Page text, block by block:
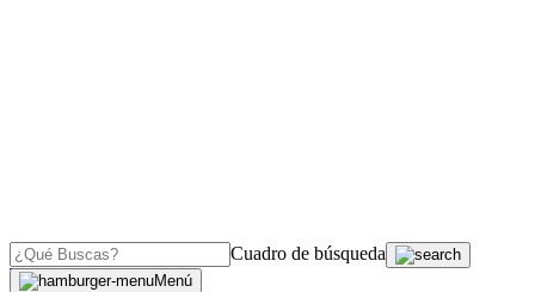
Cuadro de búsqueda
Menú
OJO